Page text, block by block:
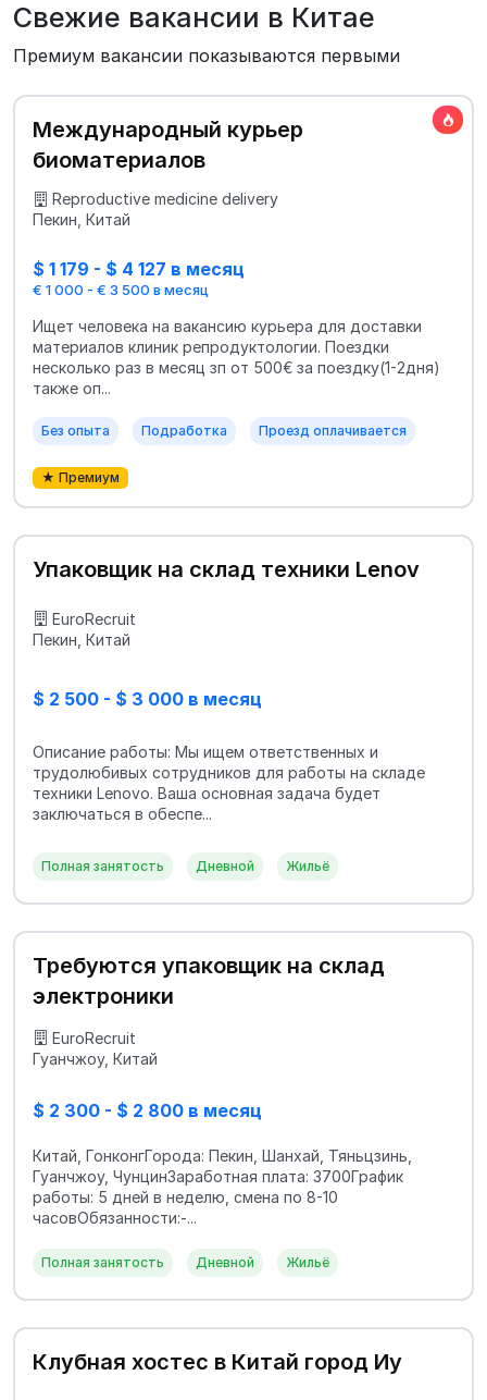
Свежие вакансии в Китае
Премиум вакансии показываются первыми
Международный курьер
биоматериалов
Reproductive medicine delivery
Пекин, Китай
$ 1 179 - $ 4 127 в месяц
€ 1 000 - € 3 500 в месяц
Ищет человека на вакансию курьера для доставки
материалов клиник репродуктологии. Поездки
несколько раз в месяц зп от 500€ за поездку(1-2дня)
также оп...
Без опыта Подработка Проезд оплачивается
★ Премиум
Упаковщик на склад техники Lenov
EuroRecruit
Пекин, Китай
$ 2 500 - $ 3 000 в месяц
Описание работы: Мы ищем ответственных и
трудолюбивых сотрудников для работы на складе
техники Lenovo. Ваша основная задача будет
заключаться в обеспе...
Полная занятость Дневной Жильё
Требуются упаковщик на склад
электроники
EuroRecruit
Гуанчжоу, Китай
$ 2 300 - $ 2 800 в месяц
Китай, ГонконгГорода: Пекин, Шанхай, Тяньцзинь,
Гуанчжоу, ЧунцинЗаработная плата: 3700График
работы: 5 дней в неделю, смена по 8-10
часовОбязанности:-...
Полная занятость Дневной Жильё
Клубная хостес в Китай город Иу